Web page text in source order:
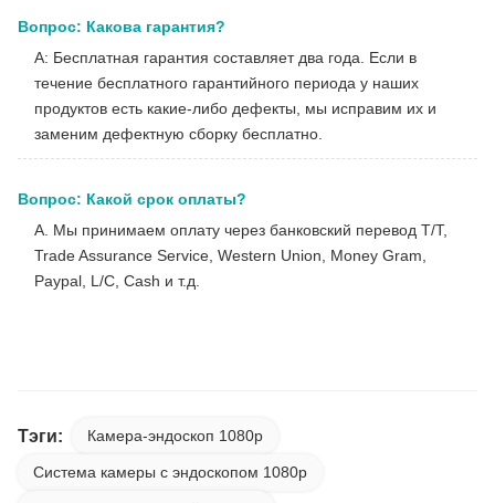
Вопрос: Какова гарантия?
A: Бесплатная гарантия составляет два года. Если в
течение бесплатного гарантийного периода у наших
продуктов есть какие-либо дефекты, мы исправим их и
заменим дефектную сборку бесплатно.
Вопрос: Какой срок оплаты?
A. Мы принимаем оплату через банковский перевод T/T,
Trade Assurance Service, Western Union, Money Gram,
Paypal, L/C, Cash и т.д.
Тэги: Камера-эндоскоп 1080p
Система камеры с эндоскопом 1080p